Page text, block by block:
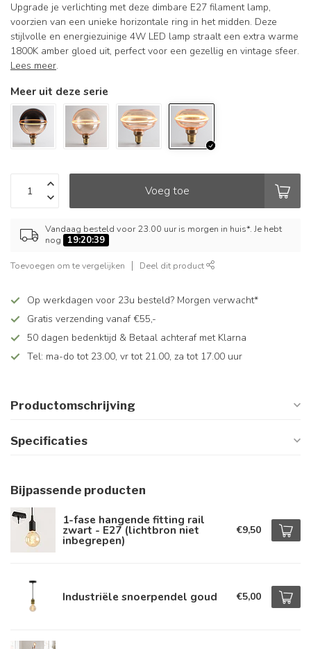
Upgrade je verlichting met deze dimbare E27 filament lamp,
voorzien van een unieke horizontale ring in het midden. Deze
stijlvolle en energiezuinige 4W LED lamp straalt een extra warme
1800K amber gloed uit, perfect voor een gezellig en vintage sfeer.
Lees meer.
Meer uit deze serie
Voeg toe
Vandaag besteld voor 23.00 uur is morgen in huis*. Je hebt
nog
19:20:38
Toevoegen om te vergelijken Deel dit product
Op werkdagen voor 23u besteld? Morgen verwacht*
Gratis verzending vanaf €55,-
50 dagen bedenktijd & Betaal achteraf met Klarna
Tel: ma-do tot 23.00, vr tot 21.00, za tot 17.00 uur
Productomschrijving
Specificaties
Bijpassende producten
1-fase hangende fitting rail
zwart - E27 (lichtbron niet
inbegrepen)
€9,50
Industriële snoerpendel goud €5,00